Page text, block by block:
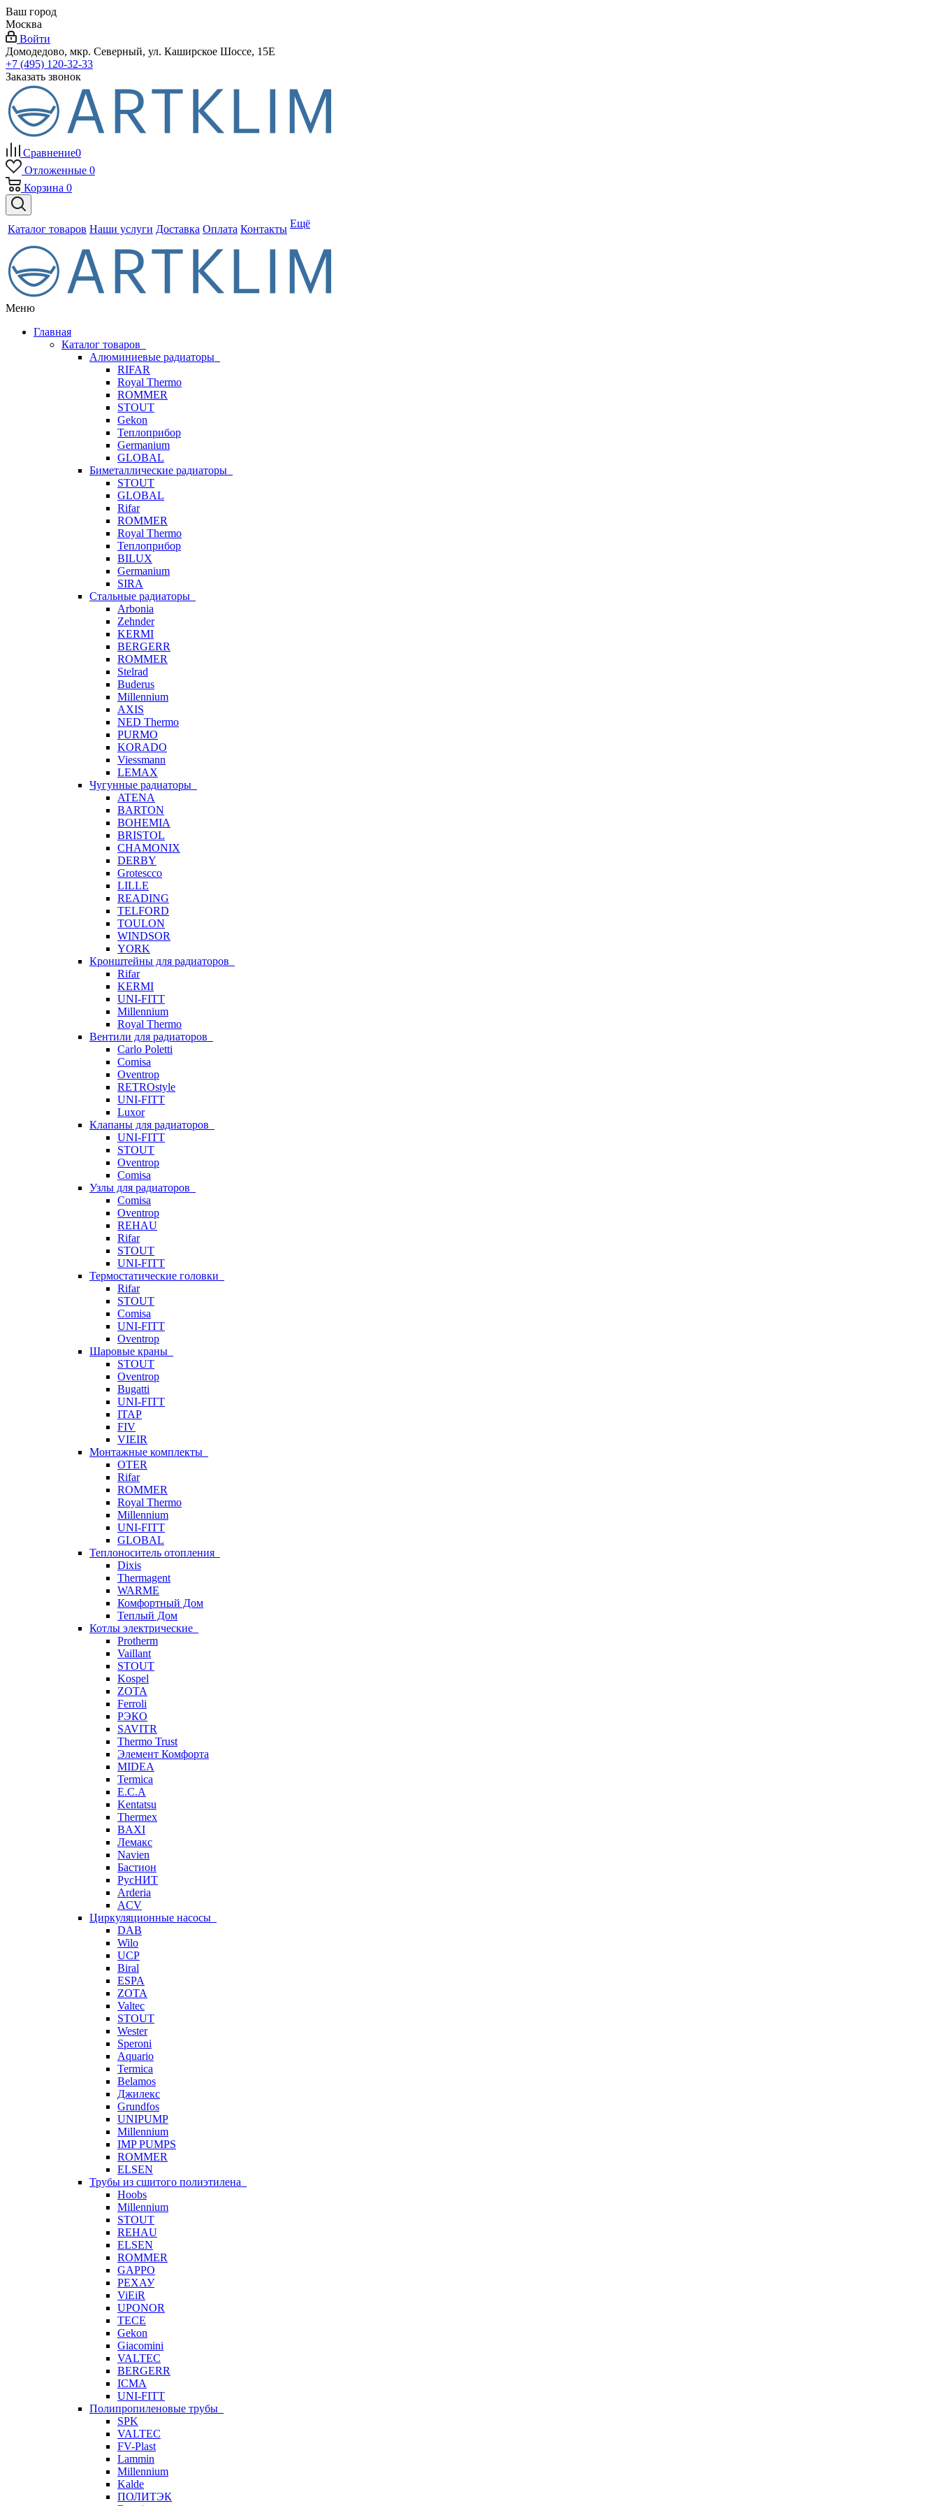
Ваш город
Москва
Войти
Домодедово, мкр. Северный, ул. Каширское Шоссе, 15Е
+7 (495) 120-32-33
Заказать звонок
Сравнение0
Отложенные 0
Корзина 0
Каталог товаров Наши услуги Доставка Оплата Контакты Ещё
Меню
Главная
Каталог товаров
Алюминиевые радиаторы
RIFAR
Royal Thermo
ROMMER
STOUT
Gekon
Теплоприбор
Germanium
GLOBAL
Биметаллические радиаторы
STOUT
GLOBAL
Rifar
ROMMER
Royal Thermo
Теплоприбор
BILUX
Germanium
SIRA
Стальные радиаторы
Arbonia
Zehnder
KERMI
BERGERR
ROMMER
Stelrad
Buderus
Millennium
AXIS
NED Thermo
PURMO
KORADO
Viessmann
LEMAX
Чугунные радиаторы
ATENA
BARTON
BOHEMIA
BRISTOL
CHAMONIX
DERBY
Grotescco
LILLE
READING
TELFORD
TOULON
WINDSOR
YORK
Кронштейны для радиаторов
Rifar
KERMI
UNI-FITT
Millennium
Royal Thermo
Вентили для радиаторов
Carlo Poletti
Comisa
Oventrop
RETROstyle
UNI-FITT
Luxor
Клапаны для радиаторов
UNI-FITT
STOUT
Oventrop
Comisa
Узлы для радиаторов
Comisa
Oventrop
REHAU
Rifar
STOUT
UNI-FITT
Термостатические головки
Rifar
STOUT
Comisa
UNI-FITT
Oventrop
Шаровые краны
STOUT
Oventrop
Bugatti
UNI-FITT
ITAP
FIV
VIEIR
Монтажные комплекты
OTER
Rifar
ROMMER
Royal Thermo
Millennium
UNI-FITT
GLOBAL
Теплоноситель отопления
Dixis
Thermagent
WARME
Комфортный Дом
Теплый Дом
Котлы электрические
Protherm
Vaillant
STOUT
Kospel
ZOTA
Ferroli
РЭКО
SAVITR
Thermo Trust
Элемент Комфорта
MIDEA
Termica
E.C.A
Kentatsu
Thermex
BAXI
Лемакс
Navien
Бастион
РусНИТ
Arderia
ACV
Циркуляционные насосы
DAB
Wilo
UCP
Biral
ESPA
ZOTA
Valtec
STOUT
Wester
Speroni
Aquario
Termica
Belamos
Джилекс
Grundfos
UNIPUMP
Millennium
IMP PUMPS
ROMMER
ELSEN
Трубы из сшитого полиэтилена
Hoobs
Millennium
STOUT
REHAU
ELSEN
ROMMER
GAPPO
РЕХАУ
ViEiR
UPONOR
TECE
Gekon
Giacomini
VALTEC
BERGERR
ICMA
UNI-FITT
Полипропиленовые трубы
SPK
VALTEC
FV-Plast
Lammin
Millennium
Kalde
ПОЛИТЭК